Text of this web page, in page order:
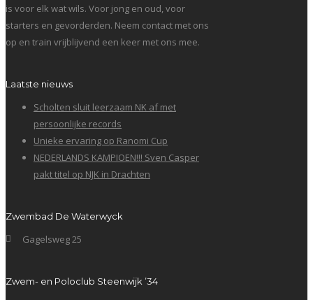
is voor elk wat wils. Voor jong en oud, voor
starters en gevorderden. Neem contact met ons
op en train vrijblijvend een keer met ons mee.
Laatste nieuws
Scholten sluit leerzaam NK af met
persoonlijke records
Unieke ervaring op Ranomi Cup
NEDERLANDS KAMPIOEN!!! Sven Casper
pakt titel op NJK in Drachten
Zwembad De Waterwyck
Gagelsweg 25
Zwem- en Poloclub Steenwijk ’34